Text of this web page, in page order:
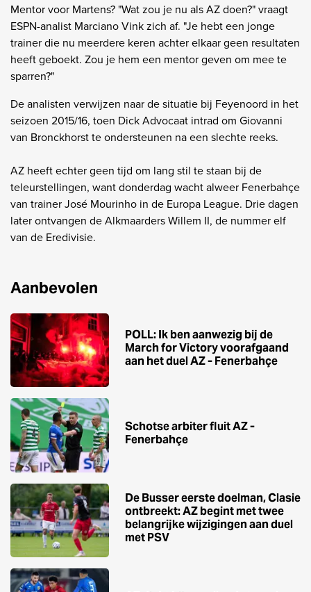
Mentor voor Martens? "Wat zou je nu als AZ doen?" vraagt
ESPN-analist Marciano Vink zich af. "Je hebt een jonge
trainer die nu meerdere keren achter elkaar geen resultaten
heeft geboekt. Zou je hem een mentor geven om mee te
sparren?"
De analisten verwijzen naar de situatie bij Feyenoord in het
seizoen 2015/16, toen Dick Advocaat intrad om Giovanni
van Bronckhorst te ondersteunen na een slechte reeks.
AZ heeft echter geen tijd om lang stil te staan bij de
teleurstellingen, want donderdag wacht alweer Fenerbahçe
van trainer José Mourinho in de Europa League. Drie dagen
later ontvangen de Alkmaarders Willem II, de nummer elf
van de Eredivisie.
Aanbevolen
POLL: Ik ben aanwezig bij de
March for Victory voorafgaand
aan het duel AZ - Fenerbahçe
Schotse arbiter fluit AZ -
Fenerbahçe
De Busser eerste doelman, Clasie
ontbreekt: AZ begint met twee
belangrijke wijzigingen aan duel
met PSV